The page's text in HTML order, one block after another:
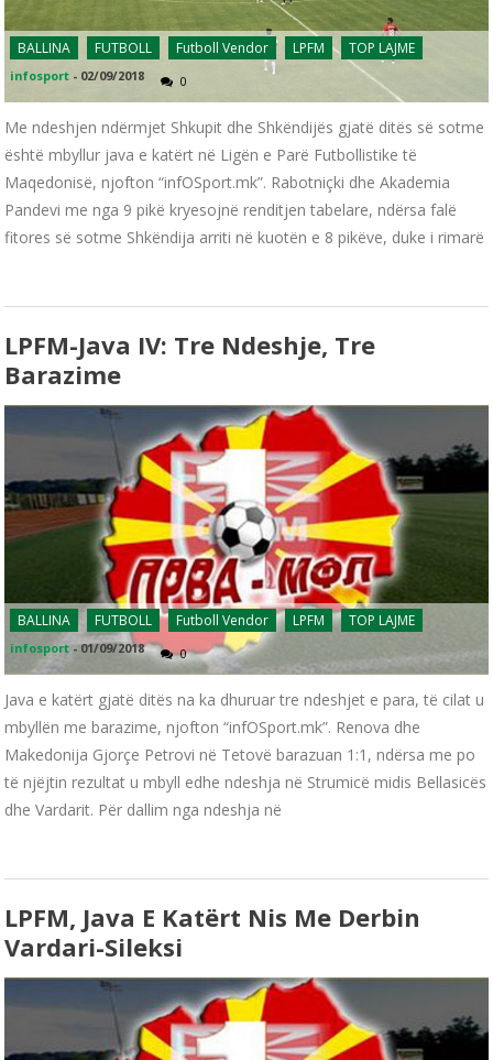
BALLINA FUTBOLL Futboll Vendor LPFM TOP LAJME
infosport - 02/09/2018 0
Me ndeshjen ndërmjet Shkupit dhe Shkëndijës gjatë ditës së sotme
është mbyllur java e katërt në Ligën e Parë Futbollistike të
Maqedonisë, njofton “infOSport.mk”. Rabotniçki dhe Akademia
Pandevi me nga 9 pikë kryesojnë renditjen tabelare, ndërsa falë
fitores së sotme Shkëndija arriti në kuotën e 8 pikëve, duke i rimarë
LPFM-Java IV: Tre Ndeshje, Tre
Barazime
BALLINA FUTBOLL Futboll Vendor LPFM TOP LAJME
infosport -01/09/2018 0
Java e katërt gjatë ditës na ka dhuruar tre ndeshjet e para, të cilat u
mbyllën me barazime, njofton “infOSport.mk”. Renova dhe
Makedonija Gjorçe Petrovi në Tetovë barazuan 1:1, ndërsa me po
të njëjtin rezultat u mbyll edhe ndeshja në Strumicë midis Bellasicës
dhe Vardarit. Për dallim nga ndeshja në
LPFM, Java E Katërt Nis Me Derbin
Vardari-Sileksi